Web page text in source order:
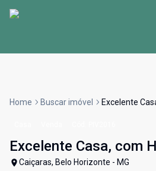
Home Buscar imóvel Excelente
Excelente Casa, com
Caiçaras, Belo Horizonte - MG